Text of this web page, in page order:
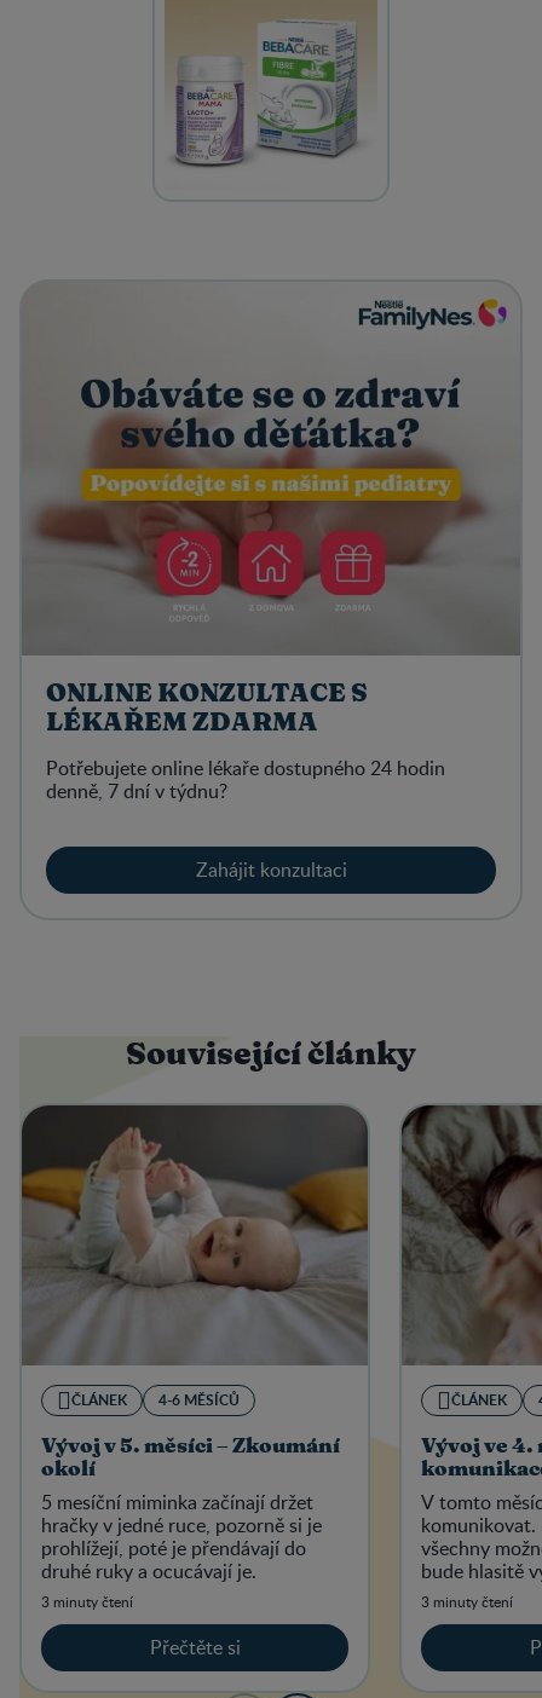
ONLINE KONZULTACE S
LÉKAŘEM ZDARMA
Potřebujete online lékaře dostupného 24 hodin
denně, 7 dní v týdnu?
Zahájit konzultaci
Související články
ČLÁNEK 4-6 MĚSÍCŮ
Vývoj v 5. měsíci – Zkoumání
okolí
5 mesíční miminka začínají držet
hračky v jedné ruce, pozorně si je
prohlížejí, poté je přendávají do
druhé ruky a ocucávají je.
3 minuty čtení
Přečtěte si
ČLÁNEK
Vývoj ve 4.
V tomto
všechny
bude hlasitě
se, a přitom
grimasy.
3 minuty čtení